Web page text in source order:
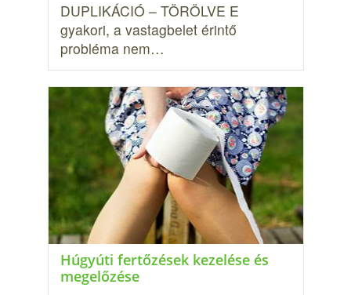
DUPLIKÁCIÓ – TÖRÖLVE E
gyakori, a vastagbelet érintő
probléma nem…
Húgyúti fertőzések kezelése és
megelőzése